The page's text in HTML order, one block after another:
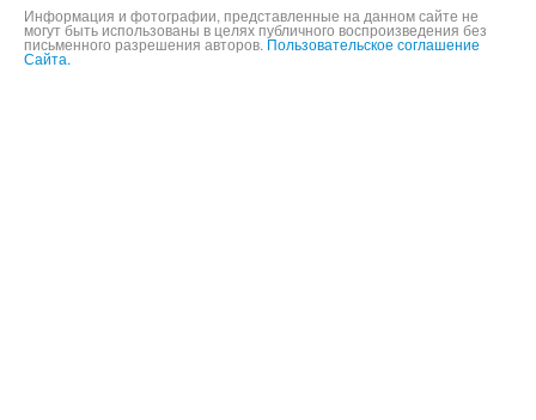
Информация и фотографии, представленные на данном сайте не
могут быть использованы в целях публичного воспроизведения без
письменного разрешения авторов. Пользовательское соглашение
Сайта.